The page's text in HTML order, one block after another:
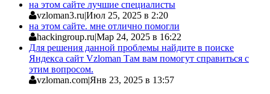
на этом сайте лучшие специалисты
vzloman3.ru|Июл 25, 2025 в 2:20
на этом сайте. мне отлично помогли
hackingroup.ru|Мар 24, 2025 в 16:22
Для решения данной проблемы найдите в поиске
Яндекса сайт Vzloman Там вам помогут справиться с
этим вопросом.
vzloman.com|Янв 23, 2025 в 13:57